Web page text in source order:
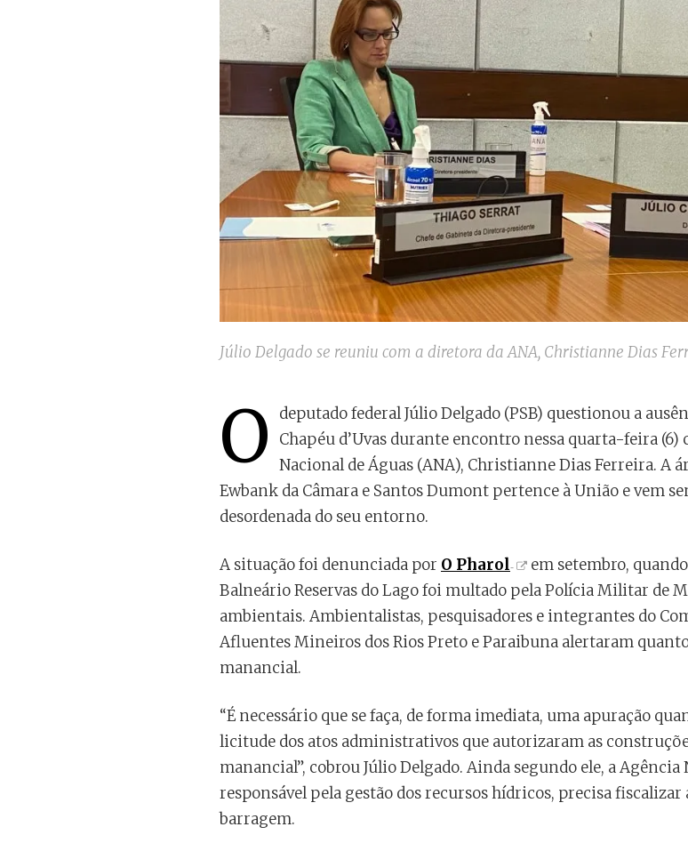
Júlio Delgado se reuniu com a diretora da ANA, Christianne Dias
O
deputado federal Júlio Delgado (PSB) questionou a
Chapéu d’Uvas durante encontro nessa quarta-feira
Nacional de Águas (ANA), Christianne Dias Ferreira. A
Ewbank da Câmara e Santos Dumont pertence à União e vem
desordenada do seu entorno.
A situação foi denunciada por O Pharol
em setembro,
Balneário Reservas do Lago foi multado pela Polícia Militar de
ambientais. Ambientalistas, pesquisadores e integrantes do
Afluentes Mineiros dos Rios Preto e Paraibuna alertaram
manancial.
“É necessário que se faça, de forma imediata, uma apuração
licitude dos atos administrativos que autorizaram as
manancial”, cobrou Júlio Delgado. Ainda segundo ele, a
responsável pela gestão dos recursos hídricos, precisa
barragem.